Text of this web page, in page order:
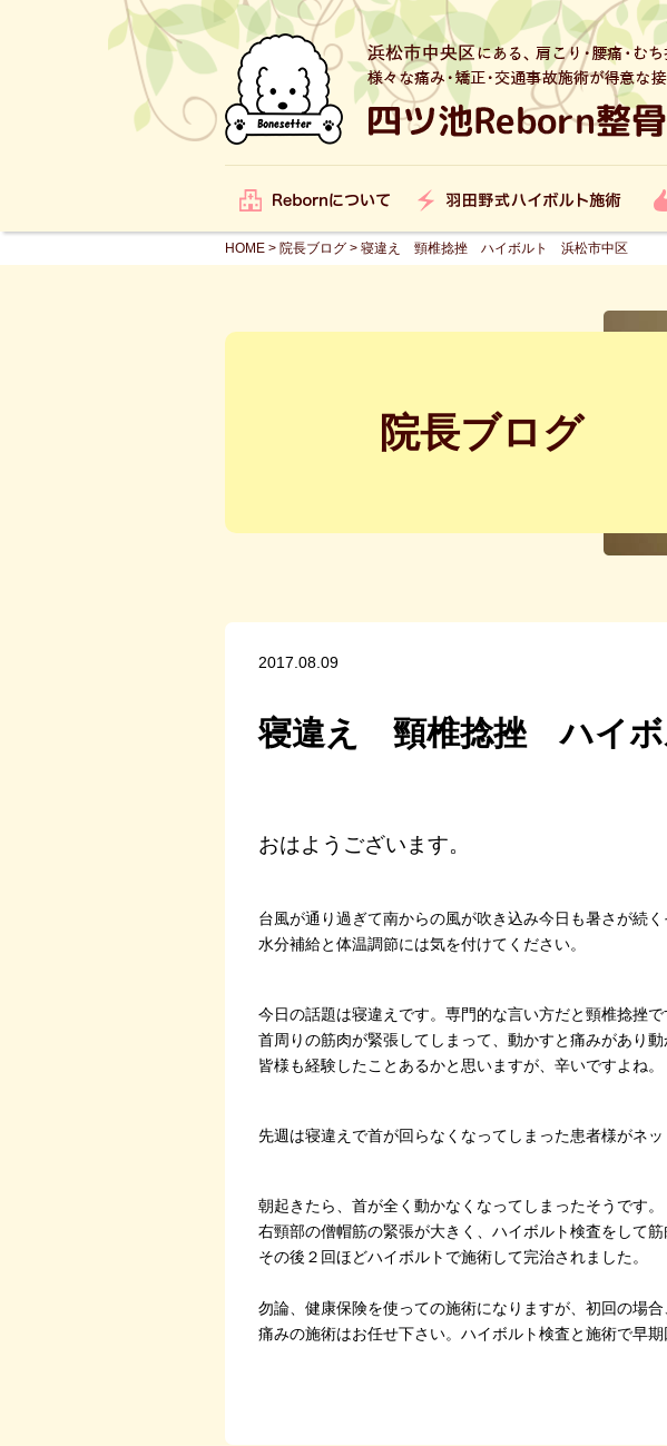
HOME > 院長ブログ > 寝違え 頸椎捻挫 ハイボルト 浜松市中区
院長ブログ
2017.08.09
寝違え 頸椎捻挫 ハイ
おはようございます。
台風が通り過ぎて南からの風が吹き込み今日も暑さが続く
水分補給と体温調節には気を付けてください。
今日の話題は寝違えです。専門的な言い方だと頸椎捻挫で
首周りの筋肉が緊張してしまって、動かすと痛みがあり動
皆様も経験したことあるかと思いますが、辛いですよね。
先週は寝違えで首が回らなくなってしまった患者様がネ
朝起きたら、首が全く動かなくなってしまったそうです。
右頸部の僧帽筋の緊張が大きく、ハイボルト検査をして
その後２回ほどハイボルトで施術して完治されました。
勿論、健康保険を使っての施術になりますが、初回の場
痛みの施術はお任せ下さい。ハイボルト検査と施術で早期